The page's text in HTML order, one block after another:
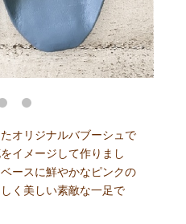
オリジナルバブーシュで
イメージして作りまし
ースに鮮やかなピンクの
く美しい素敵な一足で